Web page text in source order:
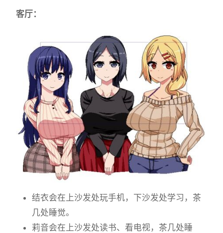
客厅：
结衣会在上沙发处玩手机，下沙发处学习，茶
几处睡觉。
莉音会在上沙发处读书、看电视，茶几处睡